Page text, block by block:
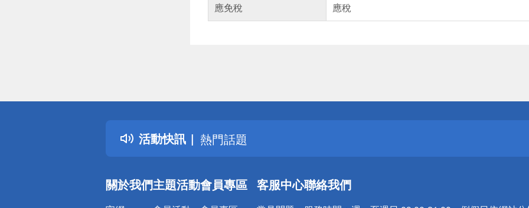
應免稅
應稅
活動快訊
詐騙網頁！請小心！
得獎公告
熱門話題
銀行優惠
詐騙網頁！請小心！
關於我們主題活動會員專區 客服中心聯絡我們